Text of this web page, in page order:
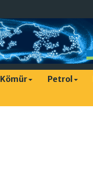
Kömür Petrol